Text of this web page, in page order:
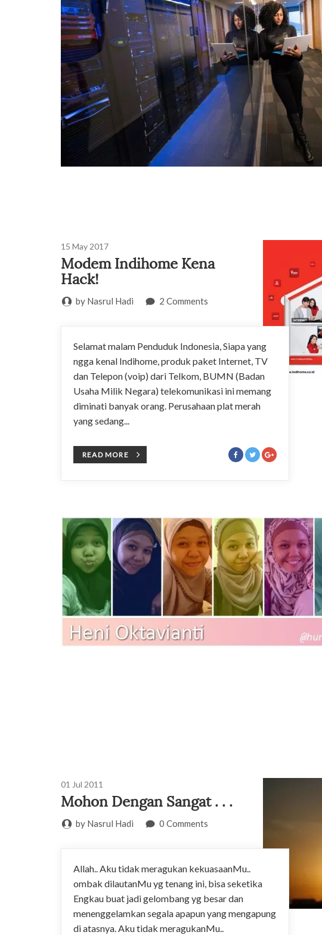
15 May 2017
Modem Indihome Kena
Hack!
by Nasrul Hadi 2 Comments
Selamat malam Penduduk Indonesia, Siapa yang
ngga kenal Indihome, produk paket Internet, TV
dan Telepon (voip) dari Telkom, BUMN (Badan
Usaha Milik Negara) telekomunikasi ini memang
diminati banyak orang. Perusahaan plat merah
yang sedang...
READ MORE
01 Jul 2011
Mohon Dengan Sangat . . .
by Nasrul Hadi 0 Comments
Allah.. Aku tidak meragukan kekuasaanMu..
ombak dilautanMu yg tenang ini, bisa seketika
Engkau buat jadi gelombang yg besar dan
menenggelamkan segala apapun yang mengapung
di atasnya. Aku tidak meragukanMu..